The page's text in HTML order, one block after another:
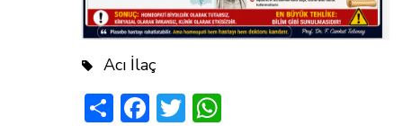
Acı İlaç
ShareFacebook
Twitter